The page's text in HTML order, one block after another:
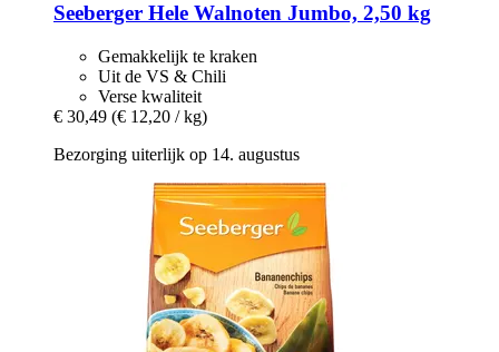
Seeberger Hele Walnoten Jumbo, 2,50 kg
Gemakkelijk te kraken
Uit de VS & Chili
Verse kwaliteit
€ 30,49 (€ 12,20 / kg)
Bezorging uiterlijk op 14. augustus